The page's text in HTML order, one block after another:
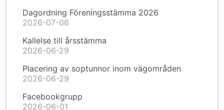
Dagordning Föreningsstämma 2026
2026-07-06
Kallelse till årsstämma
2026-06-29
Placering av soptunnor inom vägområden
2026-06-29
Facebookgrupp
2026-06-01